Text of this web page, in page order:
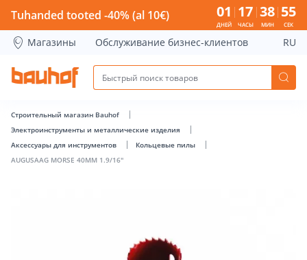
AUGUSAAG MORSE 40MM 1.9/16&quot; - Bauhof has
Tuhanded tooted -40% (al 10€) 01
ДНЕЙ
17
ЧАСЫ
38
МИН
55
СЕК
Магазины Обслуживание бизнес-клиентов RU
Строительный магазин Bauhof
Электроинструменты и металлические изделия
Аксессуары для инструментов
Кольцевые пилы
AUGUSAAG MORSE 40MM 1.9/16"